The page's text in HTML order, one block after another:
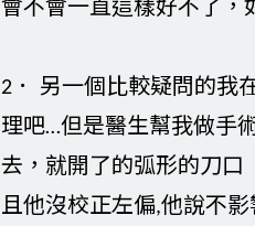
會不會一直這樣好不了，
2． 另一個比較疑問的我
理吧…但是醫生幫我做手
去，就開了的弧形的刀口
且他沒校正左偏,他說不影